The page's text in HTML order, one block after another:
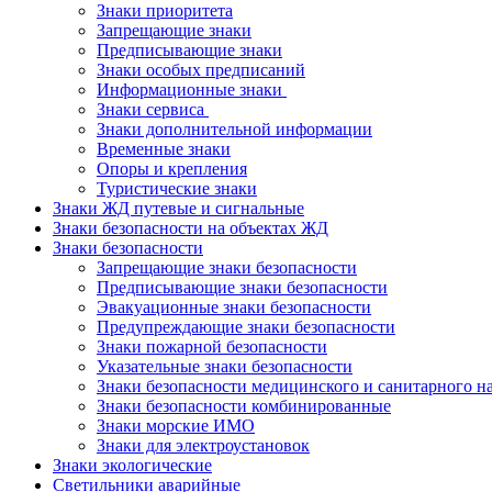
Знаки приоритета
Запрещающие знаки
Предписывающие знаки
Знаки особых предписаний
Информационные знаки
Знаки сервиса
Знаки дополнительной информации
Временные знаки
Опоры и крепления
Туристические знаки
Знаки ЖД путевые и сигнальные
Знаки безопасности на объектах ЖД
Знаки безопасности
Запрещающие знаки безопасности
Предписывающие знаки безопасности
Эвакуационные знаки безопасности
Предупреждающие знаки безопасности
Знаки пожарной безопасности
Указательные знаки безопасности
Знаки безопасности медицинского и санитарного
Знаки безопасности комбинированные
Знаки морские ИМО
Знаки для электроустановок
Знаки экологические
Светильники аварийные